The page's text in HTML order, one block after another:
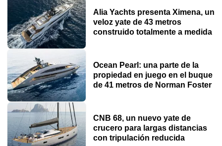
Alia Yachts presenta Ximena, un
veloz yate de 43 metros
construido totalmente a medida
Ocean Pearl: una parte de la
propiedad en juego en el buque
de 41 metros de Norman Foster
CNB 68, un nuevo yate de
crucero para largas distancias
con tripulación reducida